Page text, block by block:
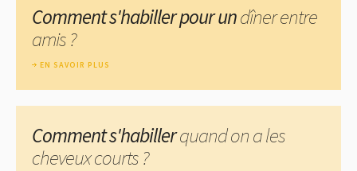
Comment s'habiller pour undîner entre
amis ?
EN SAVOIR PLUS
Comment s'habillerquand on a les
cheveux courts ?